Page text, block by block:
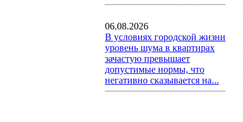
06.08.2026
В условиях городской жизни
уровень шума в квартирах
зачастую превышает
допустимые нормы, что
негативно сказывается на...